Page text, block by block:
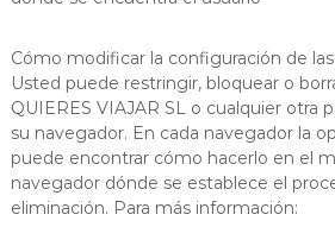
Cómo modificar la configuración de
Usted puede restringir, bloquear o
QUIERES VIAJAR SL o cualquier otra
su navegador. En cada navegador la
puede encontrar cómo hacerlo en el
navegador dónde se establece el
eliminación. Para más información: